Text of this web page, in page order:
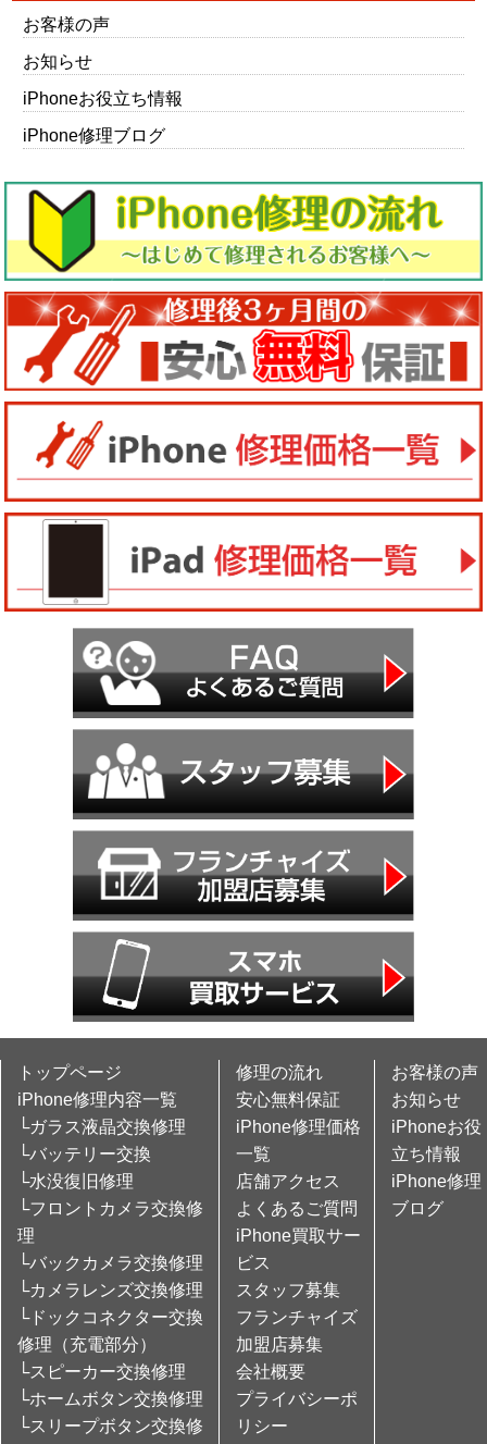
お客様の声
お知らせ
iPhoneお役立ち情報
iPhone修理ブログ
トップページ
iPhone修理内容一覧
└ガラス液晶交換修理
└バッテリー交換
└水没復旧修理
└フロントカメラ交換修
理
└バックカメラ交換修理
└カメラレンズ交換修理
└ドックコネクター交換
修理（充電部分）
└スピーカー交換修理
└ホームボタン交換修理
└スリープボタン交換修
修理の流れ
安心無料保証
iPhone修理価格
一覧
店舗アクセス
よくあるご質問
iPhone買取サー
ビス
スタッフ募集
フランチャイズ
加盟店募集
会社概要
プライバシーポ
リシー
お客様の声
お知らせ
iPhoneお役
立ち情報
iPhone修理
ブログ